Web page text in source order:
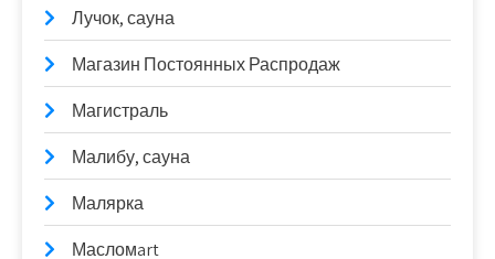
Лучок, сауна
Магазин Постоянных Распродаж
Магистраль
Малибу, сауна
Малярка
Масломart